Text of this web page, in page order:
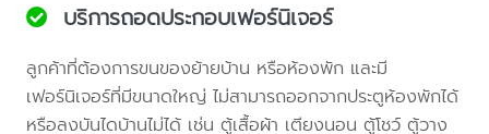
บริการถอดประกอบเฟอร์นิเจอร์
ลูกค้าที่ต้องการขนของย้ายบ้าน หรือห้องพัก และมี
เฟอร์นิเจอร์ที่มีขนาดใหญ่ ไม่สามารถออกจากประตูห้องพักได้
หรือลงบันไดบ้านไม่ได้ เช่น ตู้เสื้อผ้า เตียงนอน ตู้โชว์ ตู้วาง